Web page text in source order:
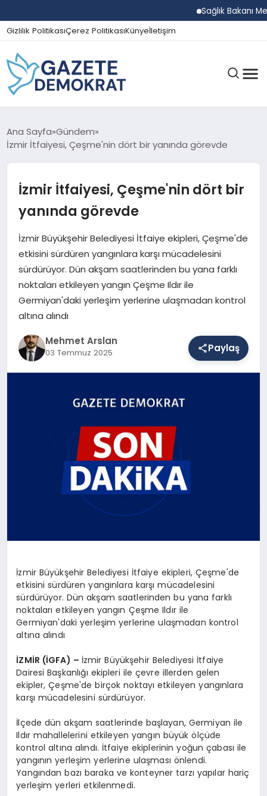
Sağlık Bakanı
Gizlilik PolitikasıÇerez PolitikasıKünyeİletişim
GÜNDEM
SPOR
SAĞLIK
EĞITIM
Ana Sayfa Gündem
İzmir İtfaiyesi, Çeşme'nin dört bir yanında görevde
İzmir İtfaiyesi, Çeşme'nin dört bir
yanında görevde
İzmir Büyükşehir Belediyesi İtfaiye ekipleri, Çeşme'de
etkisini sürdüren yangınlara karşı mücadelesini
sürdürüyor. Dün akşam saatlerinden bu yana farklı
noktaları etkileyen yangın Çeşme Ildır ile
Germiyan'daki yerleşim yerlerine ulaşmadan kontrol
altına alındı
Mehmet Arslan
03 Temmuz 2025 Paylaş
İzmir Büyükşehir Belediyesi İtfaiye ekipleri, Çeşme'de
etkisini sürdüren yangınlara karşı mücadelesini
sürdürüyor. Dün akşam saatlerinden bu yana farklı
noktaları etkileyen yangın Çeşme Ildır ile
Germiyan'daki yerleşim yerlerine ulaşmadan kontrol
altına alındı
İZMİR (İGFA) – İzmir Büyükşehir Belediyesi İtfaiye
Dairesi Başkanlığı ekipleri ile çevre illerden gelen
ekipler, Çeşme'de birçok noktayı etkileyen yangınlara
karşı mücadelesini sürdürüyor.
İlçede dün akşam saatlerinde başlayan, Germiyan ile
Ildır mahallelerini etkileyen yangın büyük ölçüde
kontrol altına alındı. İtfaiye ekiplerinin yoğun çabası ile
yangının yerleşim yerlerine ulaşması önlendi.
Yangından bazı baraka ve konteyner tarzı yapılar hariç
yerleşim yerleri etkilenmedi.